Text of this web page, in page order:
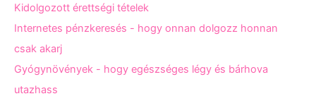
Kidolgozott érettségi tételek
Internetes pénzkeresés - hogy onnan dolgozz honnan
csak akarj
Gyógynövények - hogy egészséges légy és bárhova
utazhass